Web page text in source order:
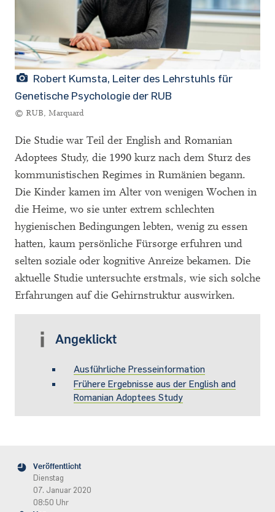
Robert Kumsta, Leiter des Lehrstuhls für
Genetische Psychologie der RUB
© RUB, Marquard
Die Studie war Teil der English and Romanian
Adoptees Study, die 1990 kurz nach dem Sturz des
kommunistischen Regimes in Rumänien begann.
Die Kinder kamen im Alter von wenigen Wochen in
die Heime, wo sie unter extrem schlechten
hygienischen Bedingungen lebten, wenig zu essen
hatten, kaum persönliche Fürsorge erfuhren und
selten soziale oder kognitive Anreize bekamen. Die
aktuelle Studie untersuchte erstmals, wie sich solche
Erfahrungen auf die Gehirnstruktur auswirken.
Angeklickt
Ausführliche Presseinformation
Frühere Ergebnisse aus der English and
Romanian Adoptees Study
Veröffentlicht
Dienstag
07. Januar 2020
08:50 Uhr